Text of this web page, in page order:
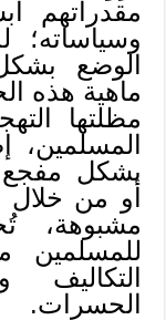
مقدراتهم
الوضع
ماهية هذه
مظلتها
المسلمين،
بشكل مفجع
أو من
مشبوهة،
للمسلمين
التكاليف
الحسرات.